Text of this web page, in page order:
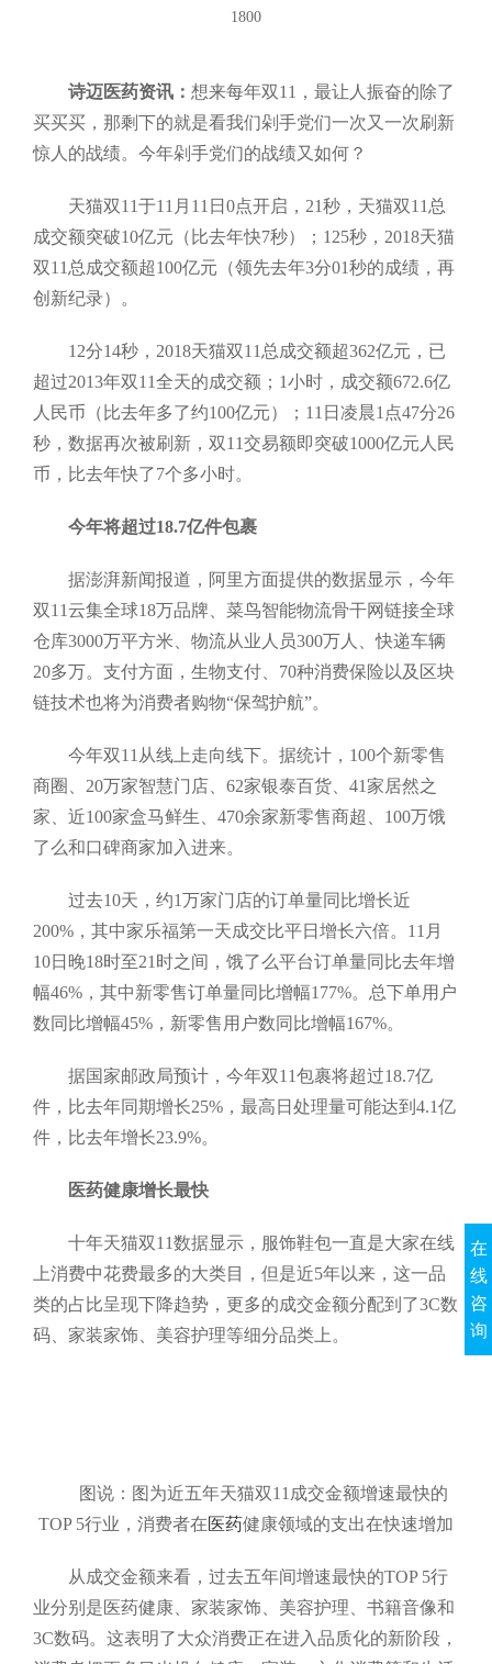
1800
诗迈医药资讯： 想来每年双11，最让人振奋的除了
买买买，那剩下的就是看我们剁手党们一次又一次刷新
惊人的战绩。今年剁手党们的战绩又如何？
天猫双11于11月11日0点开启，21秒，天猫双11总
成交额突破10亿元（比去年快7秒）；125秒，2018天猫
双11总成交额超100亿元（领先去年3分01秒的成绩，再
创新纪录）。
12分14秒，2018天猫双11总成交额超362亿元，已
超过2013年双11全天的成交额；1小时，成交额672.6亿
人民币（比去年多了约100亿元）；11日凌晨1点47分26
秒，数据再次被刷新，双11交易额即突破1000亿元人民
币，比去年快了7个多小时。
今年将超过18.7亿件包裹
据澎湃新闻报道，阿里方面提供的数据显示，今年
双11云集全球18万品牌、菜鸟智能物流骨干网链接全球
仓库3000万平方米、物流从业人员300万人、快递车辆
20多万。支付方面，生物支付、70种消费保险以及区块
链技术也将为消费者购物“保驾护航”。
今年双11从线上走向线下。据统计，100个新零售
商圈、20万家智慧门店、62家银泰百货、41家居然之
家、近100家盒马鲜生、470余家新零售商超、100万饿
了么和口碑商家加入进来。
过去10天，约1万家门店的订单量同比增长近
200%，其中家乐福第一天成交比平日增长六倍。11月
10日晚18时至21时之间，饿了么平台订单量同比去年增
幅46%，其中新零售订单量同比增幅177%。总下单用户
数同比增幅45%，新零售用户数同比增幅167%。
据国家邮政局预计，今年双11包裹将超过18.7亿
件，比去年同期增长25%，最高日处理量可能达到4.1亿
件，比去年增长23.9%。
医药健康增长最快
十年天猫双11数据显示，服饰鞋包一直是大家在线
上消费中花费最多的大类目，但是近5年以来，这一品
类的占比呈现下降趋势，更多的成交金额分配到了3C数
码、家装家饰、美容护理等细分品类上。
图说：图为近五年天猫双11成交金额增速最快的
TOP 5行业，消费者在医药健康领域的支出在快速增加
从成交金额来看，过去五年间增速最快的TOP 5行
业分别是医药健康、家装家饰、美容护理、书籍音像和
3C数码。这表明了大众消费正在进入品质化的新阶段，
在
线
咨
询